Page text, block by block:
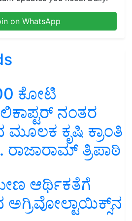
on WhatsApp
ಕೋಟಿ
ನಂತರ
ಕೃಷಿ ಕ್ರಾಂತಿ
ರಾಜಾರಾಮ್ ತ್ರಿಪಾಠಿ
ಆರ್ಥಿಕತೆಗೆ
ಅಗ್ರಿವೋಲ್ಟಾಯಿಕ್ಸ್‌ನ